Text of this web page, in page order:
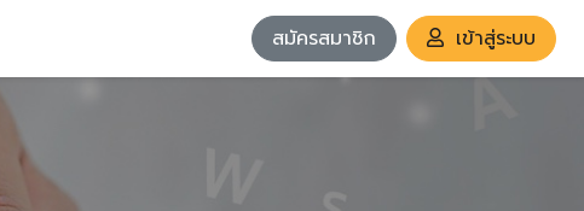
สมัครสมาชิก เข้าสู่ระบบ